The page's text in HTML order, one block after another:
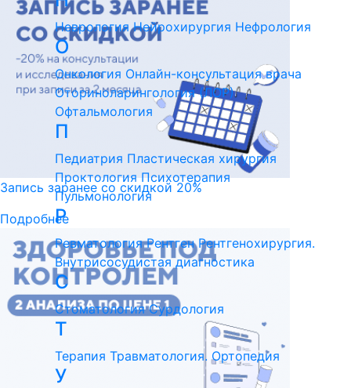
Запись заранее со скидкой 20%
Подробнее
Неврология Нейрохирургия Нефрология
О
Онкология Онлайн-консультация врача
Оториноларингология (ЛОР)
Офтальмология
П
Педиатрия Пластическая хирургия
Проктология Психотерапия
Пульмонология
Р
Ревматология Рентген Рентгенохирургия.
Внутрисосудистая диагностика
С
Стоматология Сурдология
Т
Терапия Травматология. Ортопедия
У